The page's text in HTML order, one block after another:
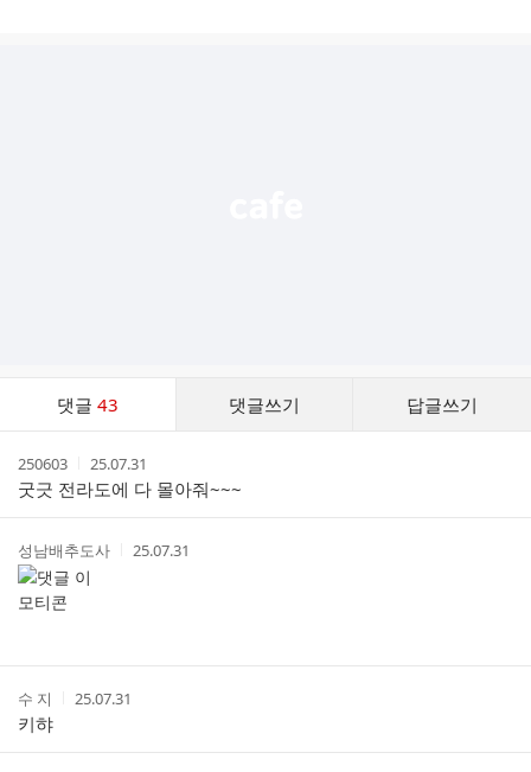
댓글43 댓글쓰기 답글쓰기
스
작
성
자
250603
작
성
시
간
25.07.31
굿긋 전라도에 다 몰아줘~~~
작
성
자
성남배추도사
작
25.07.31
작
성
자
수 지
작
간
25.07.31
키햐